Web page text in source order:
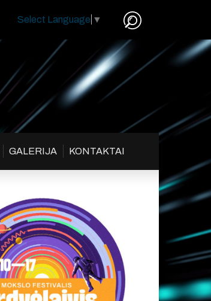
Select Language ▼
GALERIJA KONTAKTAI